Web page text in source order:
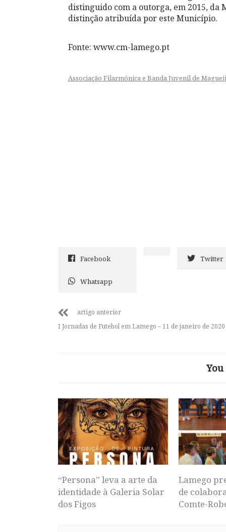
distinguido com a outorga, em 2015, da
distinção atribuída por este Município.
Fonte: www.cm-lamego.pt
Associação Filarmónica e Banda Juvenil de
Facebook Twitter
Whatsapp
artigo anterior
I Jornadas de Futebol em Lamego – 11 de janeiro de 2020
“Persona” leva a arte da
identidade à Galeria Solar
dos Figos
Lamego
de
Comte-